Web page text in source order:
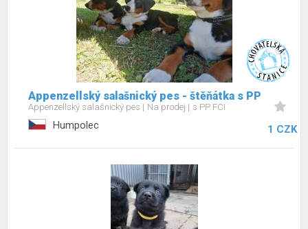
Appenzellský salašnický pes - štěňátka s PP
Appenzellský salašnický pes Na prodej s PP FCI
Humpolec 1 CZK